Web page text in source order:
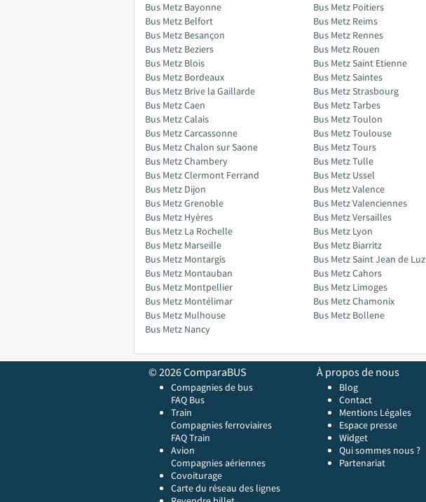
Bus Metz Bayonne
Bus Metz Belfort
Bus Metz Besançon
Bus Metz Beziers
Bus Metz Blois
Bus Metz Bordeaux
Bus Metz Brive la Gaillarde
Bus Metz Caen
Bus Metz Calais
Bus Metz Carcassonne
Bus Metz Chalon sur Saone
Bus Metz Chambery
Bus Metz Clermont Ferrand
Bus Metz Dijon
Bus Metz Grenoble
Bus Metz Hyères
Bus Metz La Rochelle
Bus Metz Marseille
Bus Metz Montargis
Bus Metz Montauban
Bus Metz Montpellier
Bus Metz Montélimar
Bus Metz Mulhouse
Bus Metz Nancy
Bus Metz Poitiers
Bus Metz Reims
Bus Metz Rennes
Bus Metz Rouen
Bus Metz Saint Etienne
Bus Metz Saintes
Bus Metz Strasbourg
Bus Metz Tarbes
Bus Metz Toulon
Bus Metz Toulouse
Bus Metz Tours
Bus Metz Tulle
Bus Metz Ussel
Bus Metz Valence
Bus Metz Valenciennes
Bus Metz Versailles
Bus Metz Lyon
Bus Metz Biarritz
Bus Metz Saint Jean de Luz
Bus Metz Cahors
Bus Metz Limoges
Bus Metz Chamonix
Bus Metz Bollene
© 2026 ComparaBUS
Compagnies de bus
FAQ Bus
Train
Compagnies ferroviaires
FAQ Train
Avion
Compagnies aériennes
Covoiturage
Carte du réseau des lignes
À propos de nous
Blog
Contact
Mentions Légales
Espace presse
Widget
Qui sommes nous ?
Partenariat